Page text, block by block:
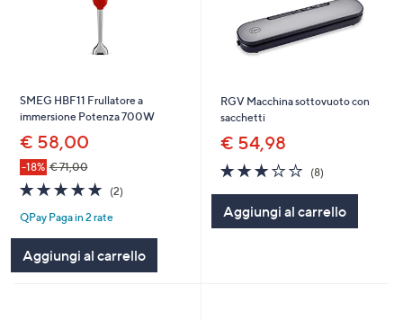
SMEG HBF11 Frullatore a
immersione Potenza 700W
€ 58,00
-18% € 71,00
5.0
of
5
(2)2
QPay Paga in 2 rate
Aggiungi al carrello
RGV Macchina sottovuoto con
sacchetti
€ 54,98
3.0
of
Stars
(8)8
Aggiungi al carrello